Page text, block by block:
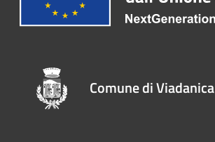
Comune di Viadanica